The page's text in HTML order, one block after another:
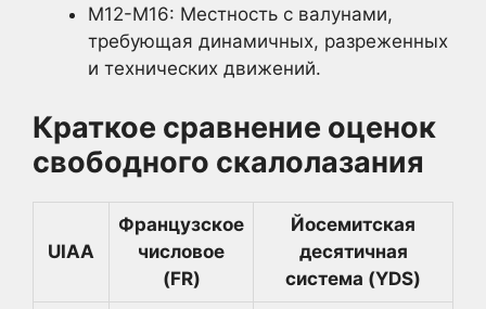
M12-M16: Местность с валунами,
требующая динамичных, разреженных
и технических движений.
Краткое сравнение оценок
свободного скалолазания
UIAA
Французское
числовое
(FR)
Йосемитская
десятичная
система (YDS)